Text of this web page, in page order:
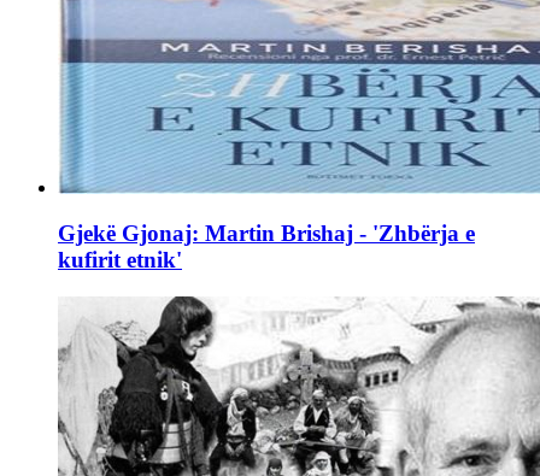
Gjekë Gjonaj: Martin Brishaj - 'Zhbërja e
kufirit etnik'